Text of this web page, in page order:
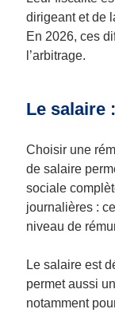
dirigeant et de
En 2026, ces
l’arbitrage.
Le salaire
Choisir une
de salaire
sociale
journalières :
niveau de
Le salaire est
permet aussi
notamment